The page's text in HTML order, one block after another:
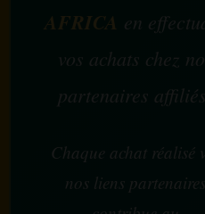
AFRICA en
vos achats chez
partenaires
Chaque achat réalisé
nos liens partenaires